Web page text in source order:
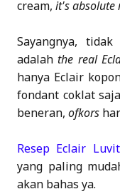
cream, it's absolute
Sayangnya,
adalahthe real
hanya Eclair
fondant coklat
beneran, ofkors
Resep Eclair
yang paling
akan bahas ya.